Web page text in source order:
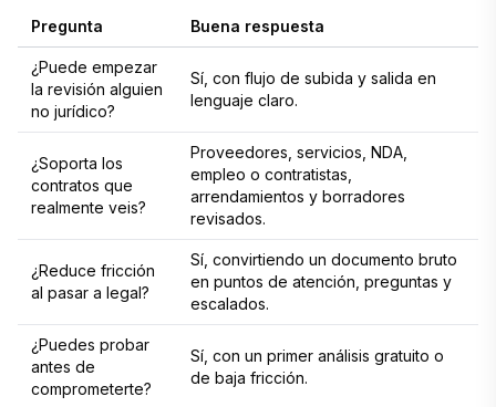
Pregunta Buena respuesta
¿Puede empezar
la revisión alguien
no jurídico?
Sí, con flujo de subida y salida en
lenguaje claro.
¿Soporta los
contratos que
realmente veis?
Proveedores, servicios, NDA,
empleo o contratistas,
arrendamientos y borradores
revisados.
¿Reduce fricción
al pasar a legal?
Sí, convirtiendo un documento bruto
en puntos de atención, preguntas y
escalados.
¿Puedes probar
antes de
comprometerte?
Sí, con un primer análisis gratuito o
de baja fricción.